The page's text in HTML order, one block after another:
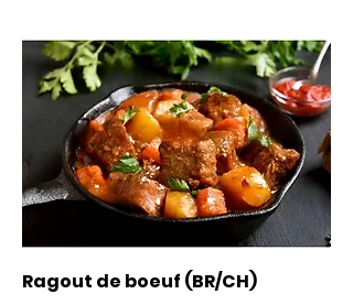
Ragout de boeuf (BR/CH)